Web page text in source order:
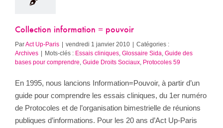
Collection information = pouvoir
ParAct Up-Paris vendredi 1 janvier 2010
Catégories :
Archives
Mots-clés : Essais cliniques, Glossaire Sida, Guide des
bases pour comprendre, Guide Droits Sociaux, Protocoles 59
En 1995, nous lancions Information=Pouvoir, à partir d’un
guide pour comprendre les essais cliniques, du 1er numéro
de Protocoles et de l’organisation bimestrielle de réunions
publiques d’informations. Pour les 20 ans d’Act Up-Paris